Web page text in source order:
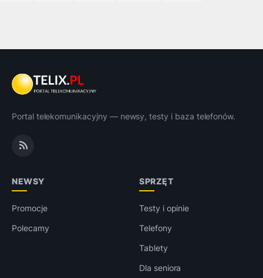
Portal telekomunikacyjny — newsy, testy i baza telefonów.
NEWSY
Promocje
Polecamy
SPRZĘT
Testy i opinie
Telefony
Tablety
Dla seniora